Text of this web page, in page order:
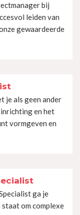
bij
leiden van
gewaardeerde
je als geen ander
en het
vormgeven en
ga je
om complexe